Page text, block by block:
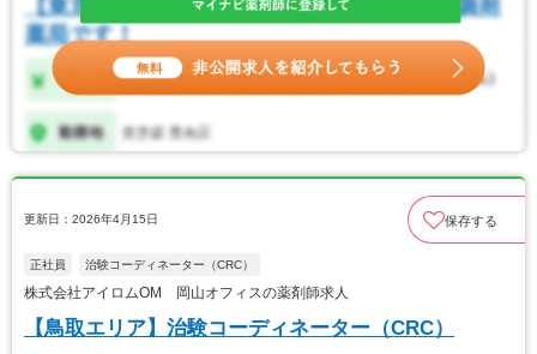
更新日：2026年4月15日 保存する
正社員 治験コーディネーター（CRC）
株式会社アイロムOM 岡山オフィスの薬剤師求人
【鳥取エリア】治験コーディネーター（CRC）